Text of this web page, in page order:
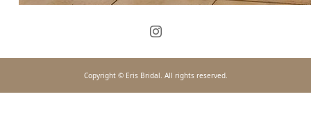
Copyright © Eris Bridal. All rights reserved.